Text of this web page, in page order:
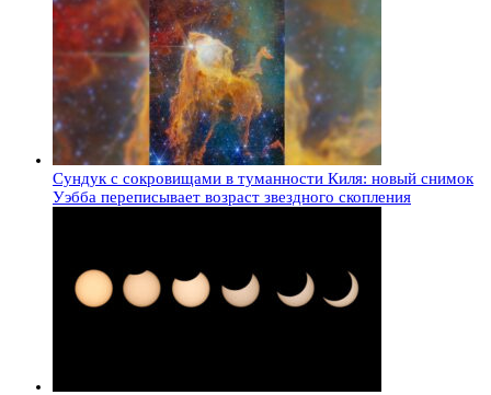
Сундук с сокровищами в туманности Киля: новый снимок
Уэбба переписывает возраст звездного скопления